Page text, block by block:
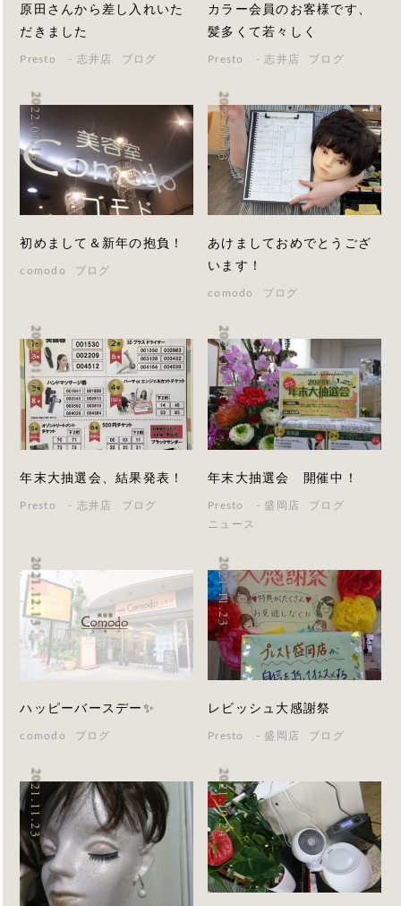
原田さんから差し入れいた
だきました
Presto - 志井店 ブログ
カラー会員のお客様です、
髪多くて若々しく
Presto - 志井店 ブログ
2022.01.16
初めまして＆新年の抱負！
comodo ブログ
2022.01.13
あけましておめでとうござ
います！
comodo ブログ
2022.01.06
年末大抽選会、結果発表！
Presto - 志井店 ブログ
2021.12.19
年末大抽選会 開催中！
Presto - 盛岡店
ブログ
ニュース
2021.12.13
ハッピーバースデー✨
comodo ブログ
2021.11.23
レビッシュ大感謝祭
Presto - 盛岡店 ブログ
2021.11.23 2021.10.24